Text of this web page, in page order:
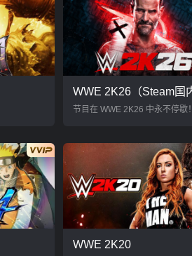
节目在 WWE 2K26 中永不停歇！
WWE 2K20